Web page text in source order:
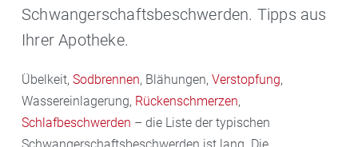
Schwangerschaftsbeschwerden. Tipps aus
Ihrer Apotheke.
Übelkeit, Sodbrennen, Blähungen, Verstopfung,
Wassereinlagerung, Rückenschmerzen,
Schlafbeschwerden – die Liste der typischen